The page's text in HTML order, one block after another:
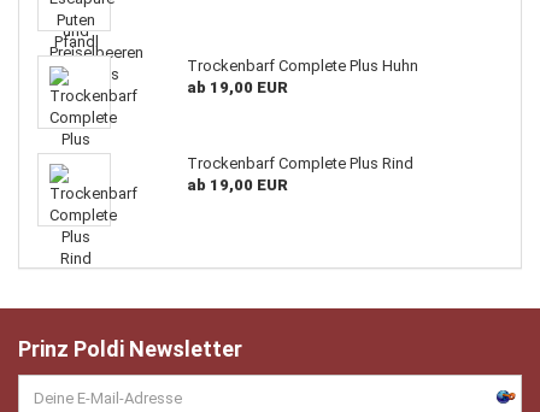
Trockenbarf Complete Plus Huhn
ab 19,00 EUR
Trockenbarf Complete Plus Rind
ab 19,00 EUR
Prinz Poldi Newsletter